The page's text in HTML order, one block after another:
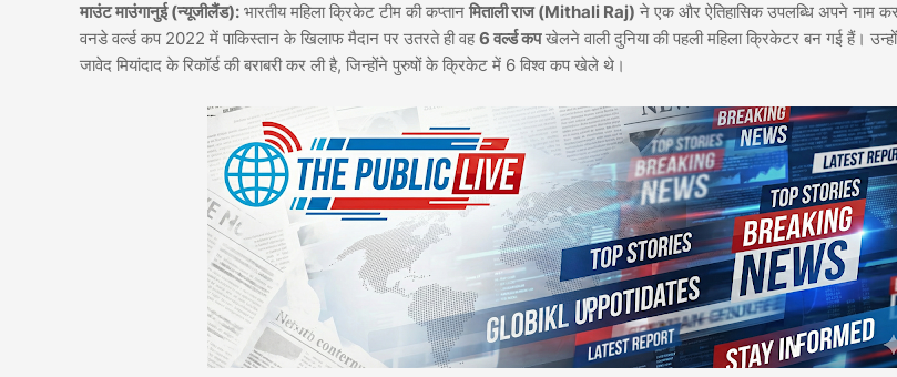
माउंट माउंगानुई (न्यूजीलैंड): भारतीय महिला क्रिकेट टीम की कप्तान मिताली राज (Mithali Raj) ने एक और ऐतिहासिक उपलब्धि अपने नाम
वनडे वर्ल्ड कप 2022 में पाकिस्तान के खिलाफ मैदान पर उतरते ही वह6 वर्ल्ड कपखेलने वाली दुनिया की पहली महिला क्रिकेटर बन गई हैं।
जावेद मियांदाद के रिकॉर्ड की बराबरी कर ली है, जिन्होंने पुरुषों के क्रिकेट में 6 विश्व कप खेले थे।